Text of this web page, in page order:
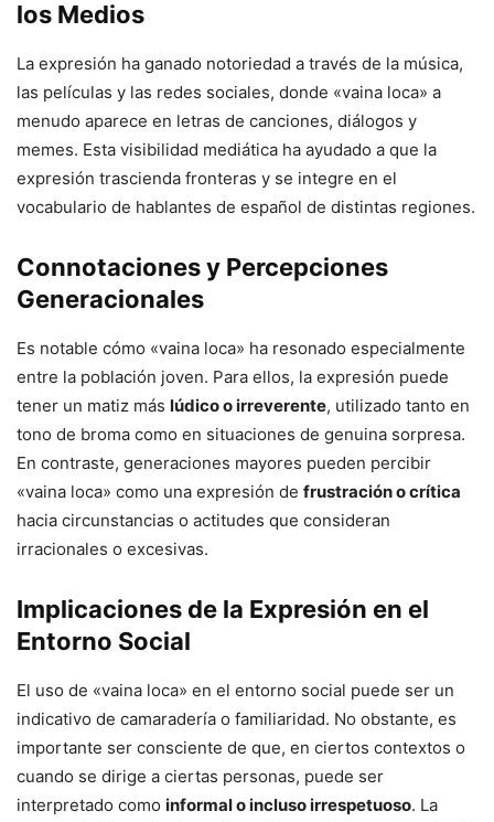
los Medios
La expresión ha ganado notoriedad a través de la música,
las películas y las redes sociales, donde «vaina loca» a
menudo aparece en letras de canciones, diálogos y
memes. Esta visibilidad mediática ha ayudado a que la
expresión trascienda fronteras y se integre en el
vocabulario de hablantes de español de distintas regiones.
Connotaciones y Percepciones
Generacionales
Es notable cómo «vaina loca» ha resonado especialmente
entre la población joven. Para ellos, la expresión puede
tener un matiz más lúdico o irreverente, utilizado tanto en
tono de broma como en situaciones de genuina sorpresa.
En contraste, generaciones mayores pueden percibir
«vaina loca» como una expresión de frustración o crítica
hacia circunstancias o actitudes que consideran
irracionales o excesivas.
Implicaciones de la Expresión en el
Entorno Social
El uso de «vaina loca» en el entorno social puede ser un
indicativo de camaradería o familiaridad. No obstante, es
importante ser consciente de que, en ciertos contextos o
cuando se dirige a ciertas personas, puede ser
interpretado como informal o incluso irrespetuoso. La